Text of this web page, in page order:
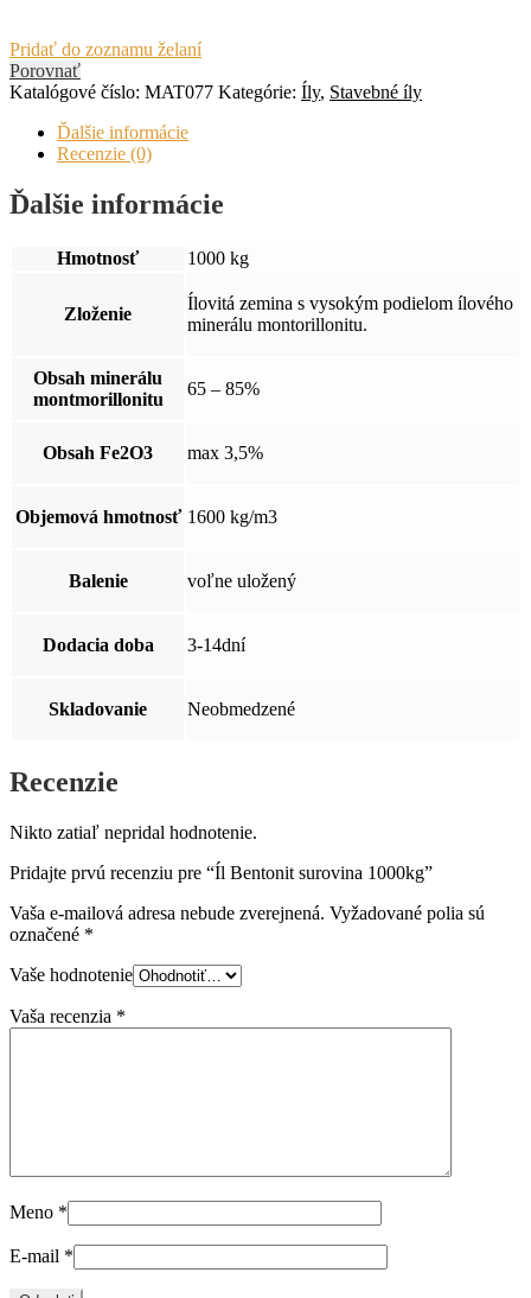
Pridať do zoznamu želaní
Porovnať
Katalógové číslo: MAT077 Kategórie: Íly, Stavebné íly
Ďalšie informácie
Recenzie (0)
Ďalšie informácie
Hmotnosť 1000 kg
Zloženie
Ílovitá zemina s vysokým podielom ílového
minerálu montorillonitu.
Obsah minerálu
montmorillonitu
65 – 85%
Obsah Fe2O3 max 3,5%
Objemová hmotnosť 1600 kg/m3
Balenie voľne uložený
Dodacia doba 3-14dní
Skladovanie Neobmedzené
Recenzie
Nikto zatiaľ nepridal hodnotenie.
Pridajte prvú recenziu pre “Íl Bentonit surovina 1000kg”
Vaša e-mailová adresa nebude zverejnená. Vyžadované polia sú
označené *
Vaše hodnotenie
Vaša recenzia *
Meno *
E-mail *